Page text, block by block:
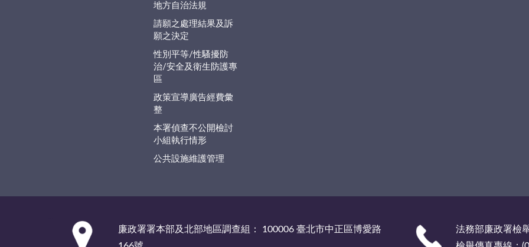
地方自治法規
請願之處理結果及訴
願之決定
性別平等/性騷擾防
治/安全及衛生防護專
區
政策宣導廣告經費彙
整
本署偵查不公開檢討
小組執行情形
公共設施維護管理
廉政署署本部及北部地區調查組： 100006 臺北市中正區博愛路
法務部廉政署檢